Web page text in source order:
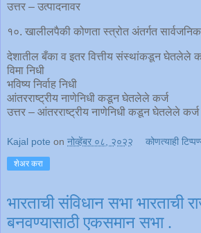
उत्तर – उत्पादनावर
१०. खालीलपैकी कोणता स्त्रोत अंतर्गत सार्वजनिक
देशातील बँका व इतर वित्तीय संस्थांकडून घेतलेले
विमा निधी
भविष्य निर्वाह निधी
आंतरराष्ट्रीय नाणेनिधी कडून घेतलेले कर्ज
उत्तर – आंतरराष्ट्रीय नाणेनिधी कडून घेतलेले कर्ज
Kajal pote on नोव्हेंबर ०८, २०२२ कोणत्याही
शेअर करा
भारताची संविधान सभा भारताची
बनवण्यासाठी एकसमान सभा .